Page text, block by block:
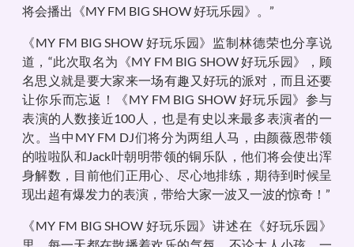
将会播出《MY FM BIG SHOW 好玩乐园》。”
《MY FM BIG SHOW 好玩乐园》监制林德荣也分享说
道，“此次取名为《MY FM BIG SHOW 好玩乐园》，顾
名思义就是要大家来一场有趣又好玩的派对，而且还要
让你乐而忘返！《MY FM BIG SHOW 好玩乐园》参与
表演的人数接近100人，也是有史以来最多表演者的一
次。当中MY FM DJ们将分为两组人马，由颜薇恩带领
的啦啦队和Jack叶朝明带领的铜乐队，他们将会使出浑
身解数，目前他们正用心、尽心地排练，期待到时候呈
现出超有爆发力的表演，带给大家一波又一波的惊奇！”
《MY FM BIG SHOW 好玩乐园》讲述在《好玩乐园》